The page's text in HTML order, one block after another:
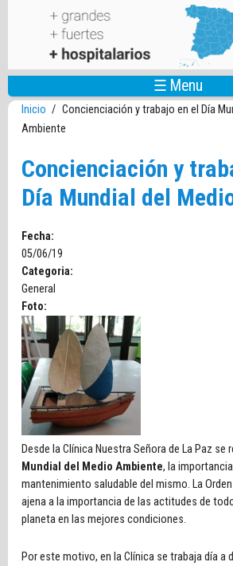
Pasar al contenido principal
☰ Menu
Inicio / Concienciación y trabajo en el Día
Ambiente
Concienciación y
Día Mundial del
Fecha:
05/06/19
Categoria:
General
Foto:
Desde la Clínica Nuestra Señora de La Paz se
Mundial del Medio Ambiente, la
mantenimiento saludable del mismo. La
ajena a la importancia de las actitudes de
planeta en las mejores condiciones.
Por este motivo, en la Clínica se trabaja día a